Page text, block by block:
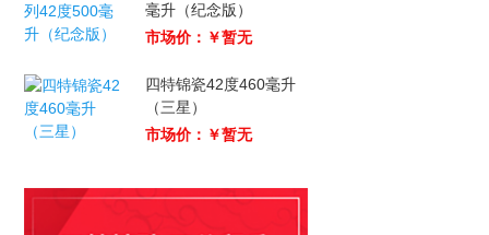
毫升（纪念版）
市场价：￥暂无
四特锦瓷42度460毫升
（三星）
市场价：￥暂无